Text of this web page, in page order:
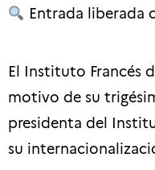
Entrada liberada
El Instituto Francés
motivo de su
presidenta del
su